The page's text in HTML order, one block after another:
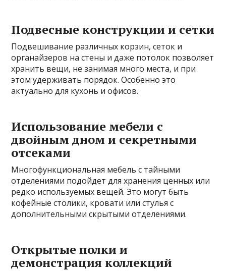
Подвесные конструкции и сетки
Подвешивание различных корзин, сеток и
органайзеров на стены и даже потолок позволяет
хранить вещи, не занимая много места, и при
этом удерживать порядок. Особенно это
актуально для кухонь и офисов.
Использование мебели с
двойным дном и секретными
отсеками
Многофункциональная мебель с тайными
отделениями подойдет для хранения ценных или
редко используемых вещей. Это могут быть
кофейные столики, кровати или стулья с
дополнительными скрытыми отделениями.
Открытые полки и
демонстрация коллекций